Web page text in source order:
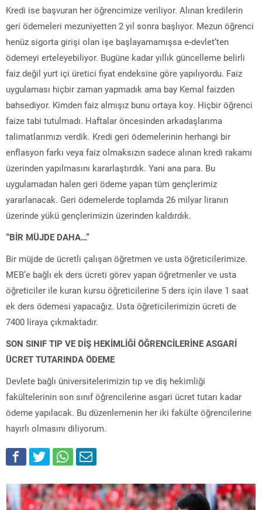
Kredi ise başvuran her öğrencimize veriliyor. Alınan kredilerin
geri ödemeleri mezuniyetten 2 yıl sonra başlıyor. Mezun öğrenci
henüz sigorta girişi olan işe başlayamamışsa e-devlet’ten
ödemeyi erteleyebiliyor. Bugüne kadar yıllık güncelleme belirli
faiz değil yurt içi üretici fiyat endeksine göre yapılıyordu. Faiz
uygulaması hiçbir zaman yapmadık ama bay Kemal faizden
bahsediyor. Kimden faiz almışız bunu ortaya koy. Hiçbir öğrenci
faize tabi tutulmadı. Haftalar öncesinden arkadaşlarıma
talimatlarımızı verdik. Kredi geri ödemelerinin herhangi bir
enflasyon farkı veya faiz olmaksızın sadece alınan kredi rakamı
üzerinden yapılmasını kararlaştırdık. Yani ana para. Bu
uygulamadan halen geri ödeme yapan tüm gençlerimiz
yararlanacak. Geri ödemelerde toplamda 26 milyar liranın
üzerinde yükü gençlerimizin üzerinden kaldırdık.
“BİR MÜJDE DAHA…”
Bir müjde de ücretli çalışan öğretmen ve usta öğreticilerimize.
MEB’e bağlı ek ders ücreti görev yapan öğretmenler ve usta
öğreticiler ile kuran kursu öğreticilerine 5 ders için ilave 1 saat
ek ders ödemesi yapacağız. Usta öğreticilerimizin ücreti de
7400 liraya çıkmaktadır.
SON SINIF TIP VE DİŞ HEKİMLİĞİ ÖĞRENCİLERİNE ASGARİ
ÜCRET TUTARINDA ÖDEME
Devlete bağlı üniversitelerimizin tıp ve diş hekimliği
fakültelerinin son sınıf öğrencilerine asgari ücret tutarı kadar
ödeme yapılacak. Bu düzenlemenin her iki fakülte öğrencilerine
hayırlı olmasını diliyorum.